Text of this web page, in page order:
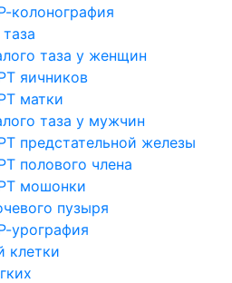
колонография
таза у женщин
яичников
матки
таза у мужчин
предстательной железы
полового члена
мошонки
пузыря
урография
клетки